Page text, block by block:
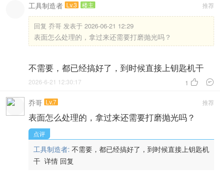
推荐
工具制造者 Lv.3 楼主
回复 乔哥 发表于 2026-06-21 12:29
表面怎么处理的，拿过来还需要打磨抛光吗？
不需要，都已经搞好了，到时候直接上钥匙机干
1  
2026-6-21 12:30:17
推荐
乔哥 Lv.7
表面怎么处理的，拿过来还需要打磨抛光吗？
点评
工具制造者: 不需要，都已经搞好了，到时候直接上钥匙机
干 详情 回复